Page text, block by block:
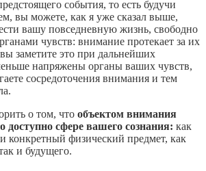
события, то есть будучи
вы можете, как я уже сказал выше,
вашу повседневную жизнь, свободно
чувств: внимание протекает за их
заметите это при дальнейших
напряжены органы ваших чувств,
сосредоточения внимания и тем
о том, что объектом внимания
доступно сфере вашего сознания: как
конкретный физический предмет, как
и будущего.